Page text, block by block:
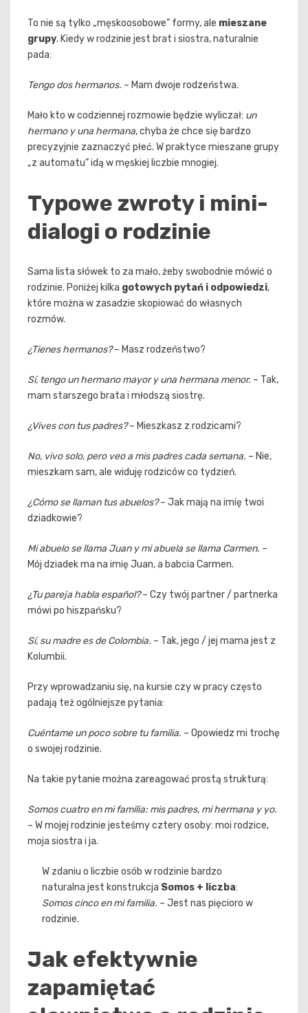
To nie są tylko „męskoosobowe” formy, ale mieszane
grupy. Kiedy w rodzinie jest brat i siostra, naturalnie
pada:
Tengo dos hermanos. – Mam dwoje rodzeństwa.
Mało kto w codziennej rozmowie będzie wyliczał: un
hermano y una hermana, chyba że chce się bardzo
precyzyjnie zaznaczyć płeć. W praktyce mieszane grupy
„z automatu” idą w męskiej liczbie mnogiej.
Typowe zwroty i mini-
dialogi o rodzinie
Sama lista słówek to za mało, żeby swobodnie mówić o
rodzinie. Poniżej kilka gotowych pytań i odpowiedzi,
które można w zasadzie skopiować do własnych
rozmów.
¿Tienes hermanos?– Masz rodzeństwo?
Sí, tengo un hermano mayor y una hermana menor. – Tak,
mam starszego brata i młodszą siostrę.
¿Vives con tus padres?– Mieszkasz z rodzicami?
No, vivo solo, pero veo a mis padres cada semana. – Nie,
mieszkam sam, ale widuję rodziców co tydzień.
¿Cómo se llaman tus abuelos?– Jak mają na imię twoi
dziadkowie?
Mi abuelo se llama Juan y mi abuela se llama Carmen. –
Mój dziadek ma na imię Juan, a babcia Carmen.
¿Tu pareja habla español?– Czy twój partner / partnerka
mówi po hiszpańsku?
Sí, su madre es de Colombia. – Tak, jego / jej mama jest z
Kolumbii.
Przy wprowadzaniu się, na kursie czy w pracy często
padają też ogólniejsze pytania:
Cuéntame un poco sobre tu familia. – Opowiedz mi trochę
o swojej rodzinie.
Na takie pytanie można zareagować prostą strukturą:
Somos cuatro en mi familia: mis padres, mi hermana y yo.
– W mojej rodzinie jesteśmy cztery osoby: moi rodzice,
moja siostra i ja.
W zdaniu o liczbie osób w rodzinie bardzo
naturalna jest konstrukcja Somos + liczba:
Somos cinco en mi familia. – Jest nas pięcioro w
rodzinie.
Jak efektywnie
zapamiętać